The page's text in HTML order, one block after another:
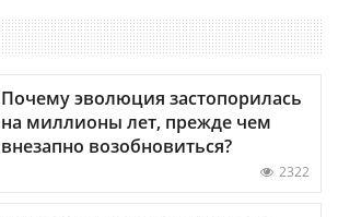
Почему эволюция застопорилась
на миллионы лет, прежде чем
внезапно возобновиться?
2322